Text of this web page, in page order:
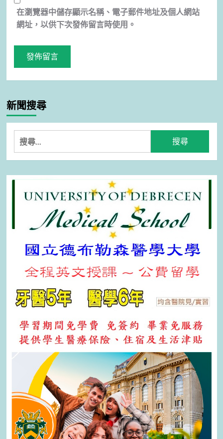
在瀏覽器中儲存顯示名稱、電子郵件地址及個人網站
網址，以供下次發佈留言時使用。
新聞搜尋
搜
尋
關
鍵